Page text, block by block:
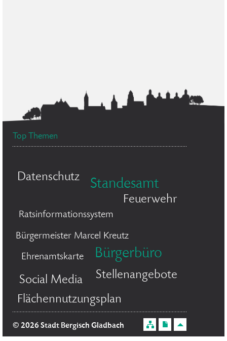
Top Themen
Datenschutz Standesamt
Ratsinformationssystem
Feuerwehr
Bürgermeister Marcel Kreutz
Ehrenamtskarte Bürgerbüro
Social Media
Stellenangebote
Flächennutzungsplan
© 2026 Stadt Bergisch Gladbach